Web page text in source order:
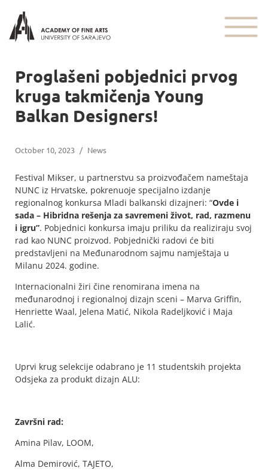
Proglašeni pobjednici prvog
kruga takmičenja Young
Balkan Designers!
October 10, 2023 / News
Festival Mikser, u partnerstvu sa proizvođačem nameštaja
NUNC iz Hrvatske, pokrenuoje specijalno izdanje
regionalnog konkursa Mladi balkanski dizajneri: “Ovde i
sada – Hibridna rešenja za savremeni život, rad, razmenu
i igru”. Pobjednici konkursa imaju priliku da realiziraju svoj
rad kao NUNC proizvod. Pobjednički radovi će biti
predstavljeni na Međunarodnom sajmu namještaja u
Milanu 2024. godine.
Internacionalni žiri čine renomirana imena na
međunarodnoj i regionalnoj dizajn sceni – Marva Griffin,
Henriette Waal, Jelena Matić, Nikola Radeljković i Maja
Lalić.
Uprvi krug selekcije odabrano je 11 studentskih projekta
Odsjeka za produkt dizajn ALU:
Završni rad:
Amina Pilav, LOOM,
Alma Demirović, TAJETO,